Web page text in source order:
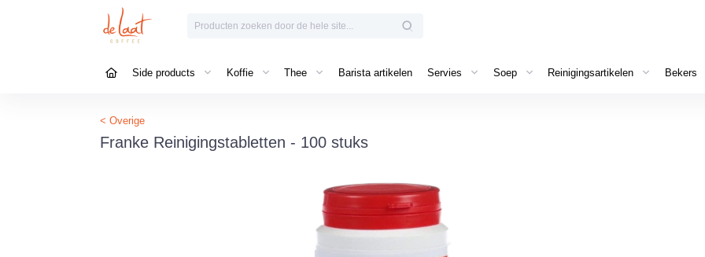
Side products Koffie Thee Barista artikelen Servies Soep Reinigingsartikelen Bekers
< Overige
Franke Reinigingstabletten - 100 stuks